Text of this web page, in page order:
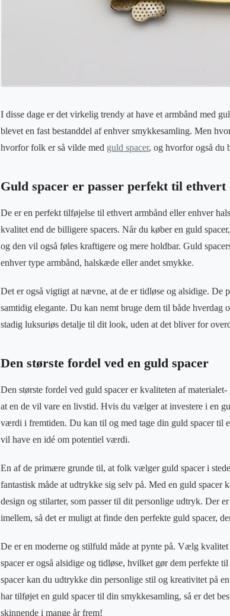
I disse dage er det virkelig trendy at have et armbånd med
blevet en fast bestanddel af enhver smykkesamling. Men
hvorfor folk er så vilde med guld spacer, og hvorfor også du
Guld spacer er passer perfekt til
De er en perfekt tilføjelse til ethvert armbånd eller enhver
kvalitet end de billigere spacers. Når du køber en guld
og den vil også føles kraftigere og mere holdbar. Guld
enhver type armbånd, halskæde eller andet smykke.
Det er også vigtigt at nævne, at de er tidløse og alsidige. De
samtidig elegante. Du kan nemt bruge dem til både
stadig luksuriøs detalje til dit look, uden at det bliver for
Den største fordel ved en guld spacer
Den største fordel ved guld spacer er kvaliteten af
at en de vil vare en livstid. Hvis du vælger at investere i en
værdi i fremtiden. Du kan til og med tage din guld spacer til
vil have en idé om potentiel værdi.
En af de primære grunde til, at folk vælger guld spacer i
fantastisk måde at udtrykke sig selv på. Med en guld
design og stilarter, som passer til dit personlige udtryk. Der
imellem, så det er muligt at finde den perfekte guld spacer,
De er en moderne og stilfuld måde at pynte på. Vælg
spacer er også alsidige og tidløse, hvilket gør dem perfekte
spacer kan du udtrykke din personlige stil og kreativitet på
har tilføjet en guld spacer til din smykkesamling, så er det
skinnende i mange år frem!